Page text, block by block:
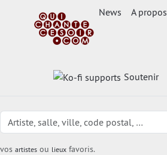
News A propos
Soutenir
vos artistes ou lieux favoris.